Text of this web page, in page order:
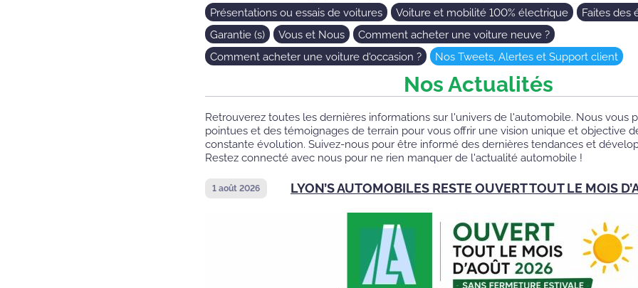
Présentations ou essais de voitures
Voiture et mobilité 100% électrique Faites des
Garantie (s)
Vous et Nous
Comment acheter une voiture neuve ?
Comment acheter une voiture d'occasion ?
Nos Tweets, Alertes et Support client
Nos Actualités
Retrouverez toutes les dernières informations sur l'univers de l'automobile. Nous vous
pointues et des témoignages de terrain pour vous offrir une vision unique et objective
constante évolution. Suivez-nous pour être informé des dernières tendances et
Restez connecté avec nous pour ne rien manquer de l'actualité automobile !
1 août 2026 LYON’S AUTOMOBILES RESTE OUVERT TOUT LE MOIS